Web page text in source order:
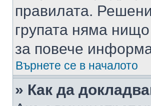
правилата.
групата няма
за повече
Върнете се в началото
» Как да